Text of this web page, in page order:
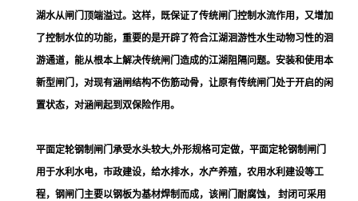
湖水从闸门顶端溢过。这样，既保证了传统闸门控制水流作用，又增加
了控制水位的功能，重要的是开辟了符合江湖洄游性水生动物习性的洄
游通道，能从根本上解决传统闸门造成的江湖阻隔问题。安装和使用本
新型闸门，对现有涵闸结构不伤筋动骨，让原有传统闸门处于开启的闲
置状态，对涵闸起到双保险作用。
平面定轮钢制闸门承受水头较大,外形规格可定做，平面定轮钢制闸门
用于水利水电，市政建设，给水排水，水产养殖，农用水利建设等工
程，钢闸门主要以钢板为基材焊制而成，该闸门耐腐蚀， 封闭可采用